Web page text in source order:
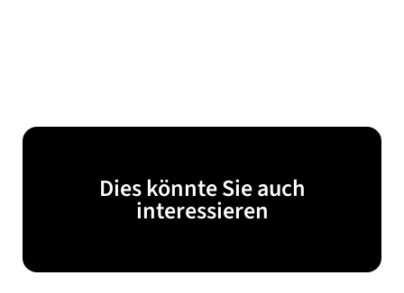
Dies könnte Sie auch
interessieren